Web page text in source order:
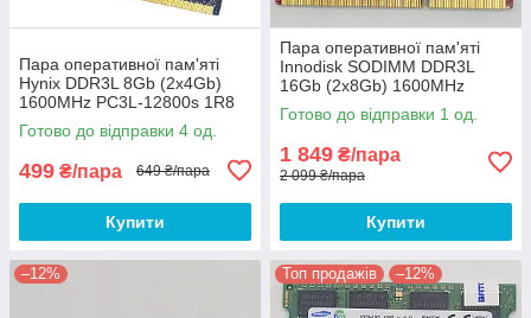
Пара оперативної пам'яті
Hynix DDR3L 8Gb (2x4Gb)
1600MHz PC3L-12800s 1R8
CL11 (HMT451S6BFR8A-PB
N0 AA) Б/В
Готово до відправки 4 од.
499 ₴/пара 649 ₴/пара
Купити
Пара оперативної пам'яті
Innodisk SODIMM DDR3L
16Gb (2x8Gb) 1600MHz
PC3L-12800s 2R8 CL11
(M3SW-8GMSDD0C) Б/В
Готово до відправки 1 од.
1 849 ₴/пара
2 099 ₴/пара
Купити
–12% Топ продажів –12%